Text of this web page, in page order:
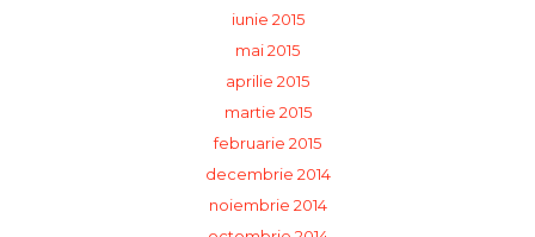
iunie 2015
mai 2015
aprilie 2015
martie 2015
februarie 2015
decembrie 2014
noiembrie 2014